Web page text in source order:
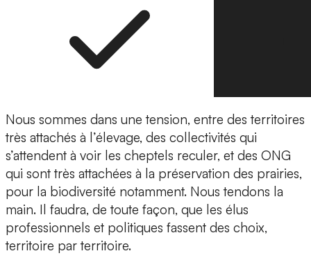
Nous sommes dans une tension, entre des territoires
très attachés à l’élevage, des collectivités qui
s’attendent à voir les cheptels reculer, et des ONG
qui sont très attachées à la préservation des prairies,
pour la biodiversité notamment. Nous tendons la
main. Il faudra, de toute façon, que les élus
professionnels et politiques fassent des choix,
territoire par territoire.